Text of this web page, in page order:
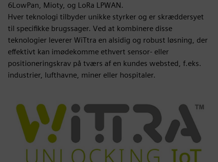
6LowPan, Mioty, og LoRa LPWAN.
Hver teknologi tilbyder unikke styrker og er skræddersyet
til specifikke brugssager. Ved at kombinere disse
teknologier leverer WiTtra en alsidig og robust løsning, der
effektivt kan imødekomme ethvert sensor- eller
positioneringskrav på tværs af en kundes websted, f.eks.
industrier, lufthavne, miner eller hospitaler.